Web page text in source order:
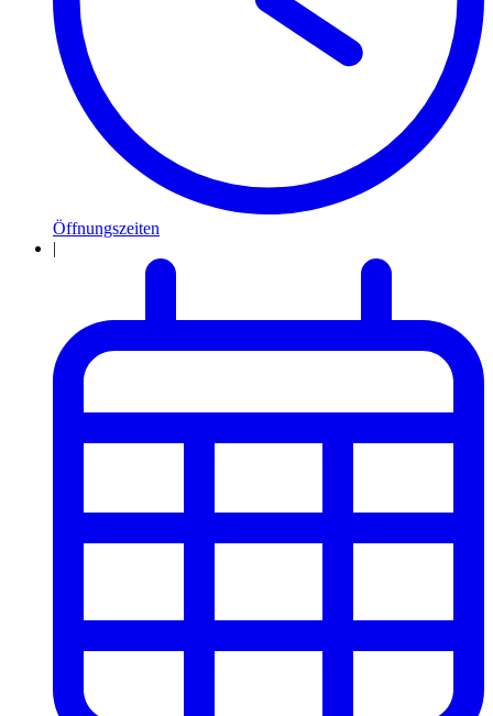
Öffnungszeiten
|